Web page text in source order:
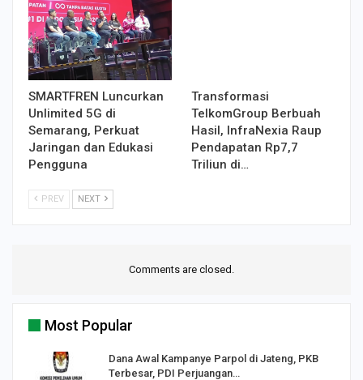
SMARTFREN Luncurkan
Unlimited 5G di
Semarang, Perkuat
Jaringan dan Edukasi
Pengguna
Transformasi
TelkomGroup Berbuah
Hasil, InfraNexia Raup
Pendapatan Rp7,7
Triliun di…
PREV NEXT
Comments are closed.
Most Popular
Dana Awal Kampanye Parpol di Jateng, PKB
Terbesar, PDI Perjuangan…